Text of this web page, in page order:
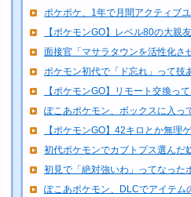
ポケポケ、1年で月間アクティブ
【ポケモンGO】レベル80の大親
面接官「マサラタウンを活性化さ
ポケモン初代で「ド忘れ」って技
【ポケモンGO】リモート交換っ
ぽこあポケモン、ボックスに入っ
【ポケモンGO】42キロとか無理
初代ポケモンでカブトプス選んだ
初見で「絶対強いわ」ってなった
ぽこあポケモン、DLCでアイテム